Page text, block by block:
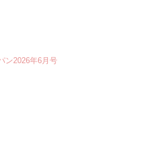
ン2026年6月号